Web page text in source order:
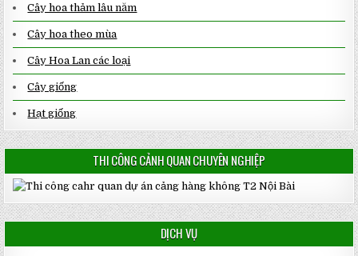
Cây hoa thảm lâu năm
Cây hoa theo mùa
Cây Hoa Lan các loại
Cây giống
Hạt giống
THI CÔNG CẢNH QUAN CHUYÊN NGHIỆP
DỊCH VỤ